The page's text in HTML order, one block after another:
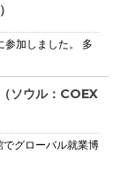
参加しました。 多
ソウル：COEX
グローバル就業博